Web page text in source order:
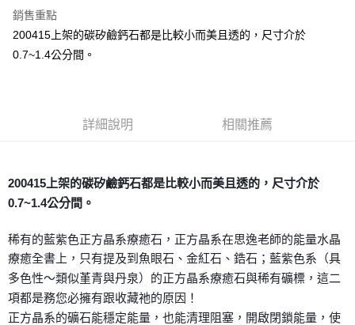
ATM付款
每筆NT$80，滿NT$3,000(含以上)免運費
每筆NT$80，滿NT$3,000(含以上)免運費
付款後門市自取
免運費
銷售重點
200415上架的碳矽鹼鈣石都是比較小而美且透的，尺寸介於
0.7~1.4公分間。
詳細說明 相關推薦
200415上架的碳矽鹼鈣石都是比較小而美且透的，尺寸介於
0.7~1.4公分間。
稀有的藍紫色正方晶系療癒石，正方晶系在思逸老師的能量水晶
療癒全書上，只有提及到魚眼石、金紅石、鋯石；藍紫色系（具
多色性～類似堇青與丹泉）的正方晶系療癒石與稀有礦標，這二
項都是務您必擁有跟收藏祂的原因！
正方晶系的礦石能穩定能量，也能清理阻塞，開啟閉鎖能量，使